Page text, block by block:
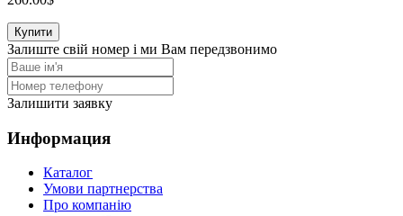
Купити
Залиште свій номер і ми Вам передзвонимо
Залишити заявку
Информация
Каталог
Умови партнерства
Про компанію